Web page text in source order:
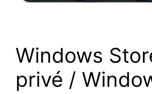
Windows
privé /